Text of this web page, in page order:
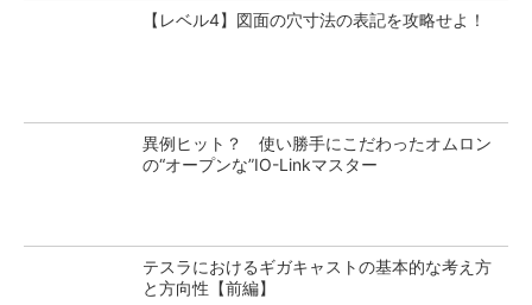
【レベル4】図面の穴寸法の表記を攻略せよ！
異例ヒット？ 使い勝手にこだわったオムロン
の“オープンな”IO-Linkマスター
テスラにおけるギガキャストの基本的な考え方
と方向性【前編】